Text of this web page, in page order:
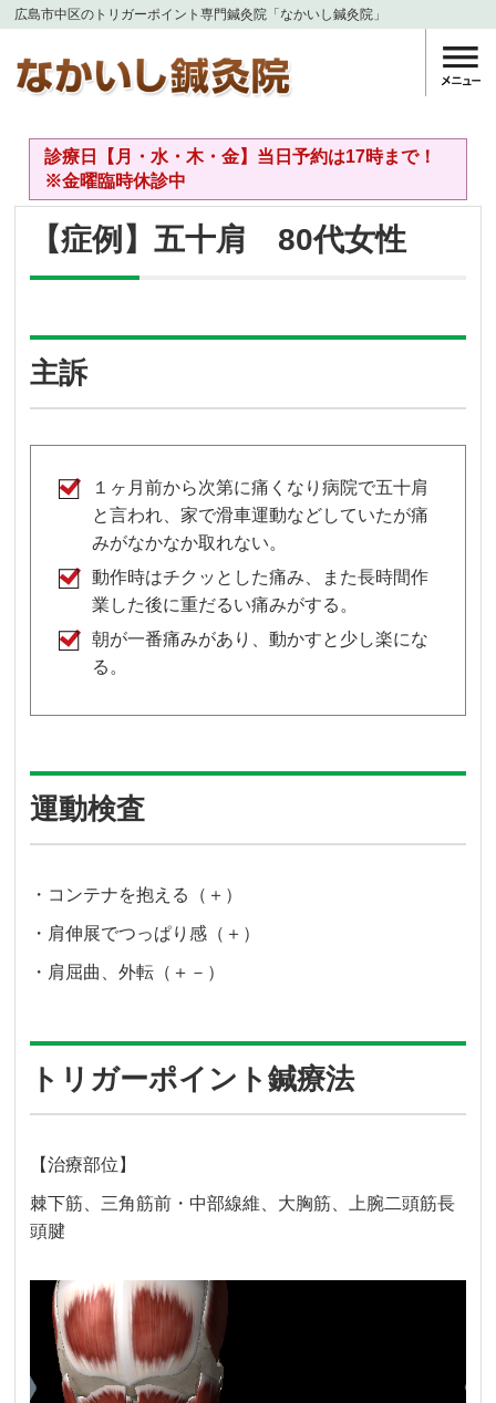
広島市中区のトリガーポイント専門鍼灸院「なかいし鍼灸院」
診療日【月・水・木・金】当日予約は17時まで！
※金曜臨時休診中
【症例】五十肩 80代女性
主訴
１ヶ月前から次第に痛くなり病院で五十肩
と言われ、家で滑車運動などしていたが痛
みがなかなか取れない。
動作時はチクッとした痛み、また長時間作
業した後に重だるい痛みがする。
朝が一番痛みがあり、動かすと少し楽にな
る。
運動検査
・コンテナを抱える（＋）
・肩伸展でつっぱり感（＋）
・肩屈曲、外転（＋－）
トリガーポイント鍼療法
【治療部位】
棘下筋、三角筋前・中部線維、大胸筋、上腕二頭筋長
頭腱